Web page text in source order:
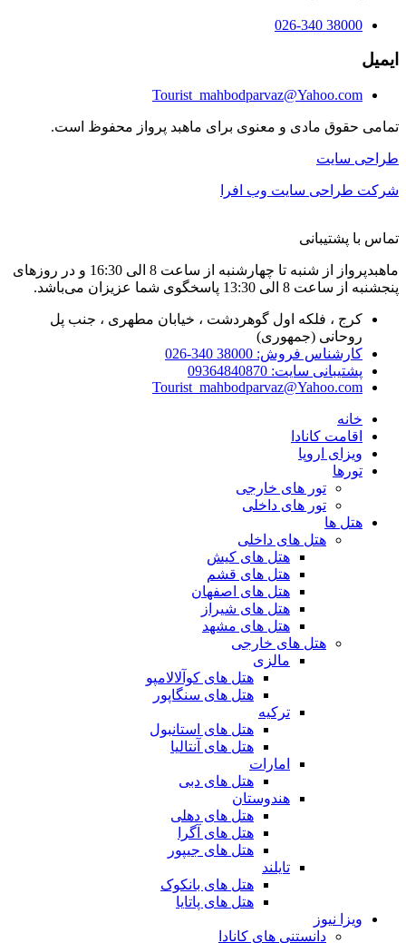
38000 026-340
ایمیل
Tourist_mahbodparvaz@Yahoo.com
تمامی حقوق مادی و معنوی برای ماهبد پرواز محفوظ است.
طراحی سایت
شرکت طراحی سایت وب افرا
تماس با پشتیبانی
ماهبدپرواز از شنبه تا چهارشنبه از ساعت 8 الی 16:30 و در روزهای
پنجشنبه از ساعت 8 الی 13:30 پاسخگوی شما عزیزان می‌باشد.
کرج ، فلکه اول گوهردشت ، خیابان مطهری ، جنب پل
روحانی (جمهوری)
کارشناس فروش: 38000 340-026
پشتیبانی سایت: 09364840870
Tourist_mahbodparvaz@Yahoo.com
خانه
اقامت کانادا
ویزای اروپا
تورها
تور های خارجی
تور های داخلی
هتل ها
هتل های داخلی
هتل های کیش
هتل های قشم
هتل های اصفهان
هتل های شیراز
هتل های مشهد
هتل های خارجی
مالزی
هتل های کوآلالامپو
هتل های سنگاپور
ترکیه
هتل های استانبول
هتل های آنتالیا
امارات
هتل های دبی
هندوستان
هتل های دهلی
هتل های آگرا
هتل های جیپور
تایلند
هتل های بانکوک
هتل های پاتایا
ویزا نیوز
دانستنی های کانادا